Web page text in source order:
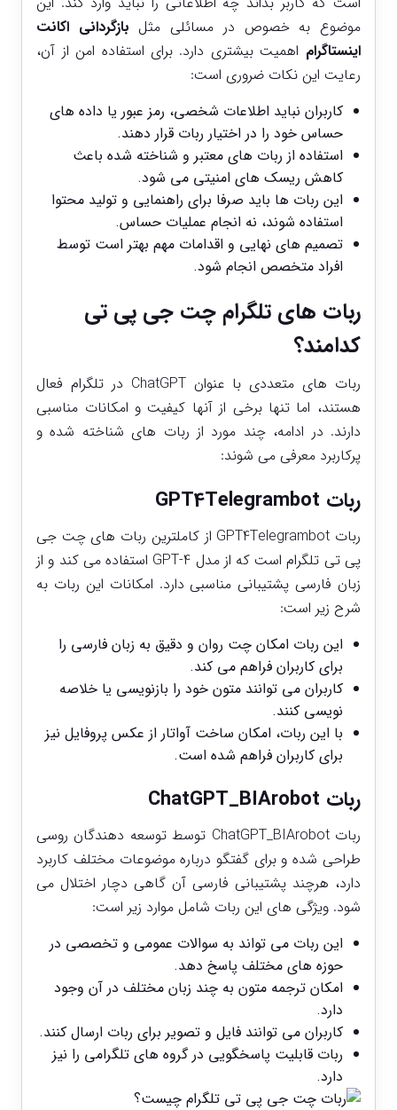
موضوع به‌ خصوص در مسائلی مثل بازگردانی اکانت
اینستاگرام اهمیت بیشتری دارد. برای استفاده امن از آن،
رعایت این نکات ضروری است:
کاربران نباید اطلاعات شخصی، رمز عبور یا داده ‌های
حساس خود را در اختیار ربات قرار دهند.
استفاده از ربات‌ های معتبر و شناخته ‌شده باعث
کاهش ریسک ‌های امنیتی می ‌شود.
این ربات‌ ها باید صرفا برای راهنمایی و تولید محتوا
استفاده شوند، نه انجام عملیات حساس.
تصمیم ‌های نهایی و اقدامات مهم بهتر است توسط
افراد متخصص انجام شود.
ربات ‌های تلگرام چت جی پی تی
کدامند؟
ربات ‌های متعددی با عنوان ChatGPT در تلگرام فعال
هستند، اما تنها برخی از آنها کیفیت و امکانات مناسبی
دارند. در ادامه، چند مورد از ربات ‌های شناخته‌ شده و
پرکاربرد معرفی می ‌شوند:
ربات GPT4Telegrambot
ربات GPT4Telegrambot از کاملترین ربات ‌های چت جی
پی تی تلگرام است که از مدل GPT-4 استفاده می ‌کند و از
زبان فارسی پشتیبانی مناسبی دارد. امکانات این ربات به
شرح زیر است:
این ربات امکان چت روان و دقیق به زبان فارسی را
برای کاربران فراهم می ‌کند.
کاربران می ‌توانند متون خود را بازنویسی یا خلاصه
‌نویسی کنند.
با این ربات، امکان ساخت آواتار از عکس پروفایل نیز
برای کاربران فراهم شده است.
ربات ChatGPT_BIArobot
ربات ChatGPT_BIArobot توسط توسعه ‌دهندگان روسی
طراحی شده و برای گفتگو درباره موضوعات مختلف کاربرد
دارد، هرچند پشتیبانی فارسی آن گاهی دچار اختلال می
‌شود. ویژگی ‌های این ربات شامل موارد زیر است:
این ربات می‌ تواند به سوالات عمومی و تخصصی در
حوزه‌ های مختلف پاسخ دهد.
امکان ترجمه متون به چند زبان مختلف در آن وجود
دارد.
کاربران می ‌توانند فایل و تصویر برای ربات ارسال کنند.
ربات قابلیت پاسخگویی در گروه‌ های تلگرامی را نیز
دارد.